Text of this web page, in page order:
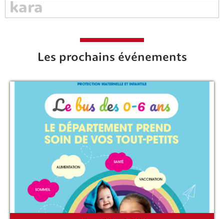
Rechercher sur le site
Les prochains événements